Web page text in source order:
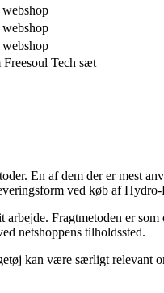
Tech sæt
En af dem der er mest
ved køb af
Fragtmetoden er
netshoppens tilholdssted.
kan være særligt relevant